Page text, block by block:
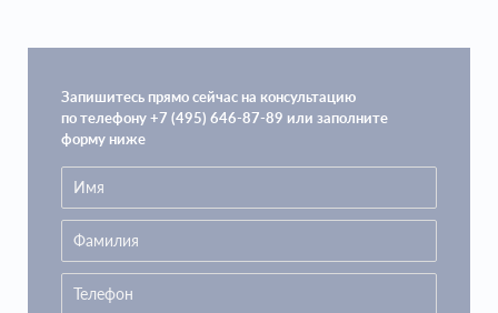
Запишитесь прямо сейчас на консультацию
по телефону +7 (495) 646-87-89 или заполните
форму ниже